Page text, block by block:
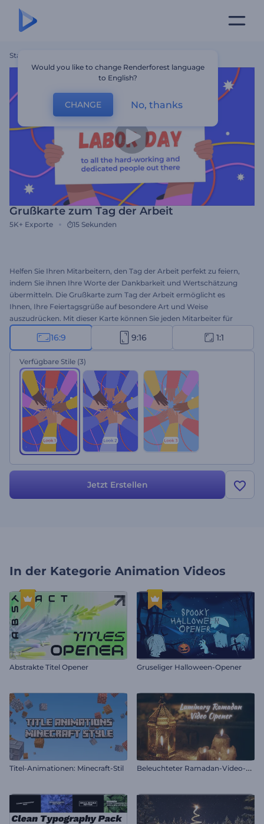
Startseite
Grußkarte zum Tag der Arbeit
5K+ Exporte 15 Sekunden
Helfen Sie Ihren Mitarbeitern, den Tag der Arbeit perfekt zu feiern,
indem Sie ihnen Ihre Worte der Dankbarkeit und Wertschätzung
übermitteln. Die Grußkarte zum Tag der Arbeit ermöglicht es
Ihnen, Ihre Feiertagsgrüße auf besondere Art und Weise
auszudrücken. Mit dieser Karte können Sie jeden Mitarbeiter für
seine harte Arbeit und seinen täglichen Beitrag ehren. Laden Sie Ihr
Logo hoch, geben Sie Ihre Wünsche ein, das Video wird in wenigen
Minuten fertig sein. Zeigen Sie Ihre Wertschätzung für die harte
Arbeit eines jeden Mitarbeiters auf eine besondere Art und Weise.
Testen Sie diese Vorlage jetzt!
16:9 9:16 1:1
Verfügbare Stile (3)
Jetzt Erstellen
In der Kategorie Animation Videos
Abstrakte Titel Opener Gruseliger Halloween-Opener
Titel-Animationen: Minecraft-Stil B
eleuchteter Ramadan-Video-Opener
Would you like to change Renderforest language
to English?
CHANGE No, thanks